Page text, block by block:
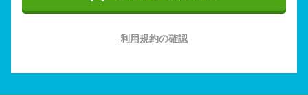
利用規約の確認